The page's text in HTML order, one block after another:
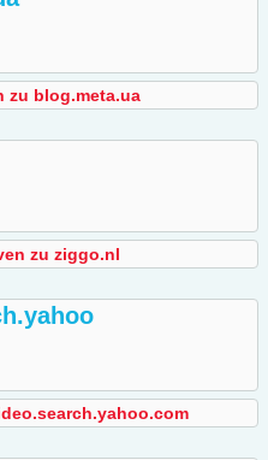
zu blog.meta.ua
zu ziggo.nl